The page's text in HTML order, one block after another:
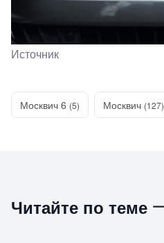
Источник
Москвич 6 (5) Москвич (127)
Читайте по теме